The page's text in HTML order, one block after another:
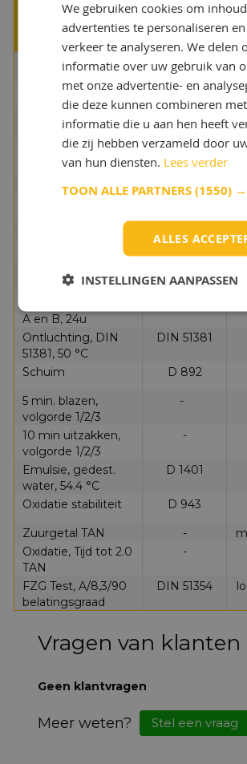
Eigenschappen
Q8 Handel 32
Methode
Absolute dichtheid,
D 4052
D 1500
viscositeit, 40 °C
Kinematische
viscositeit, 100 °C
D 445
Viscositeitsindex D 2270
D 97
A en B, 24u
Ontluchting, DIN
51381, 50 °C
DIN 51381
Schuim D 892
5 min. blazen,
volgorde 1/2/3
-
10 min uitzakken,
volgorde 1/2/3
-
Emulsie, gedest.
water, 54.4 °C
D 1401
Oxidatie stabiliteit
D 943
Zuurgetal TAN
-
Oxidatie, Tijd tot 2.0
TAN
-
FZG Test, A/8,3/90
belatingsgraad
DIN 51354
Vragen van klanten
Geen klantvragen
Meer weten? Stel een vraag
We gebruiken cookies om
advertenties te personaliseren
verkeer te analyseren. We delen
informatie over uw gebruik van
met onze advertentie- en
die deze kunnen combineren
informatie die u aan hen heeft
die zij hebben verzameld door
van hun diensten. Lees verder
TOON ALLE PARTNERS(1550) →
ALLES
INSTELLINGEN AANPASSEN